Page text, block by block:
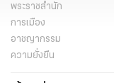
พระราชสำนัก
การเมือง
อาชญากรรม
ความยั่งยืน